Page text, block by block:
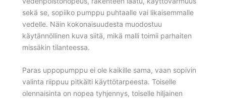
sekä se, sopiiko pumppu puhtaalle vai likaisemmalle
vedelle. Näin kokonaisuudesta muodostuu
käytännöllinen kuva siitä, mikä malli toimii parhaiten
missäkin tilanteessa.
Paras uppopumppu ei ole kaikille sama, vaan sopivin
valinta riippuu pitkälti käyttötarpeesta. Toiselle
olennaisinta on nopea tyhjennys, toiselle hiljainen